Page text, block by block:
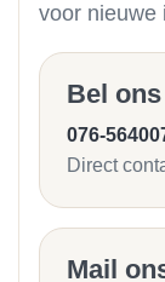
voor nieuwe
Bel ons
076-
Direct
Mail